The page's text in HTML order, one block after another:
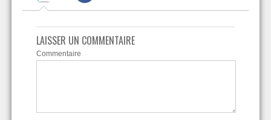
LAISSER UN COMMENTAIRE
Commentaire